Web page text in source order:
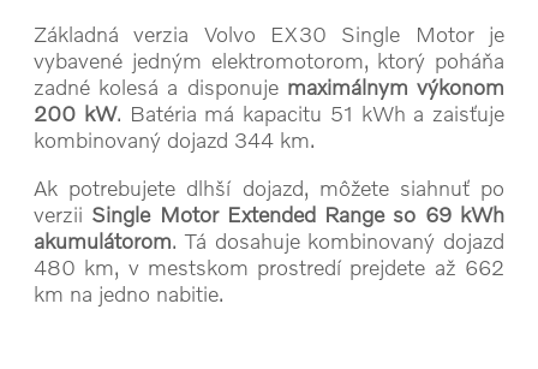
Základná verzia Volvo EX30 Single Motor je
vybavené jedným elektromotorom, ktorý poháňa
zadné kolesá a disponuje maximálnym výkonom
200 kW. Batéria má kapacitu 51 kWh a zaisťuje
kombinovaný dojazd 344 km.
Ak potrebujete dlhší dojazd, môžete siahnuť po
verzii Single Motor Extended Range so 69 kWh
akumulátorom. Tá dosahuje kombinovaný dojazd
480 km, v mestskom prostredí prejdete až 662
km na jedno nabitie.